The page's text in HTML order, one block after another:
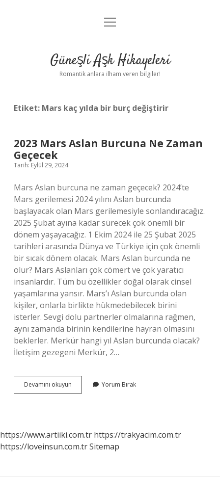
Anasayfa
Yasal Uyarı
menüyü
Güneşli Aşk Hikayeleri
Romantik anlara ilham veren bilgiler!
Etiket: Mars kaç yılda bir burç değiştirir
2023 Mars Aslan Burcuna Ne Zaman
Geçecek
Tarih: Eylül 29, 2024
Mars Aslan burcuna ne zaman geçecek? 2024’te
Mars gerilemesi 2024 yılını Aslan burcunda
başlayacak olan Mars gerilemesiyle sonlandıracağız.
2025 Şubat ayına kadar sürecek çok önemli bir
dönem yaşayacağız. 1 Ekim 2024 ile 25 Şubat 2025
tarihleri ​​arasında Dünya ve Türkiye için çok önemli
bir sıcak dönem olacak. Mars Aslan burcunda ne
olur? Mars Aslanları çok cömert ve çok yaratıcı
insanlardır. Tüm bu özellikler doğal olarak cinsel
yaşamlarına yansır. Mars’ı Aslan burcunda olan
kişiler, onlarla birlikte hükmedebilecek birini
isterler. Sevgi dolu partnerler olmalarına rağmen,
aynı zamanda birinin kendilerine hayran olmasını
beklerler. Merkür hangi yıl Aslan burcunda olacak?
İletişim gezegeni Merkür, 2…
Devamını okuyun
Mars
Geçecek
Yorum Bırak
https://www.artiiki.com.tr https://trakyacim.com.tr
https://loveinsun.com.trSitemap